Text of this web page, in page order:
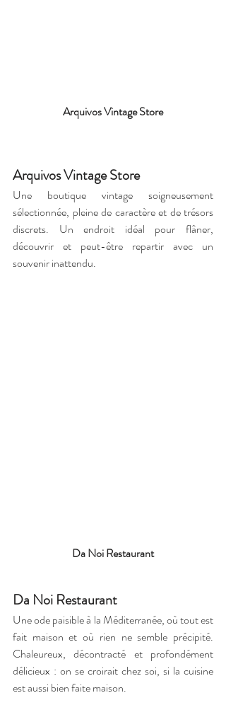
Arquivos Vintage Store
Arquivos Vintage Store
Une boutique vintage soigneusement
sélectionnée, pleine de caractère et de trésors
discrets. Un endroit idéal pour flâner,
découvrir et peut-être repartir avec un
souvenir inattendu.
Da Noi Restaurant
Da Noi Restaurant
Une ode paisible à la Méditerranée, où tout est
fait maison et où rien ne semble précipité.
Chaleureux, décontracté et profondément
délicieux : on se croirait chez soi, si la cuisine
est aussi bien faite maison.